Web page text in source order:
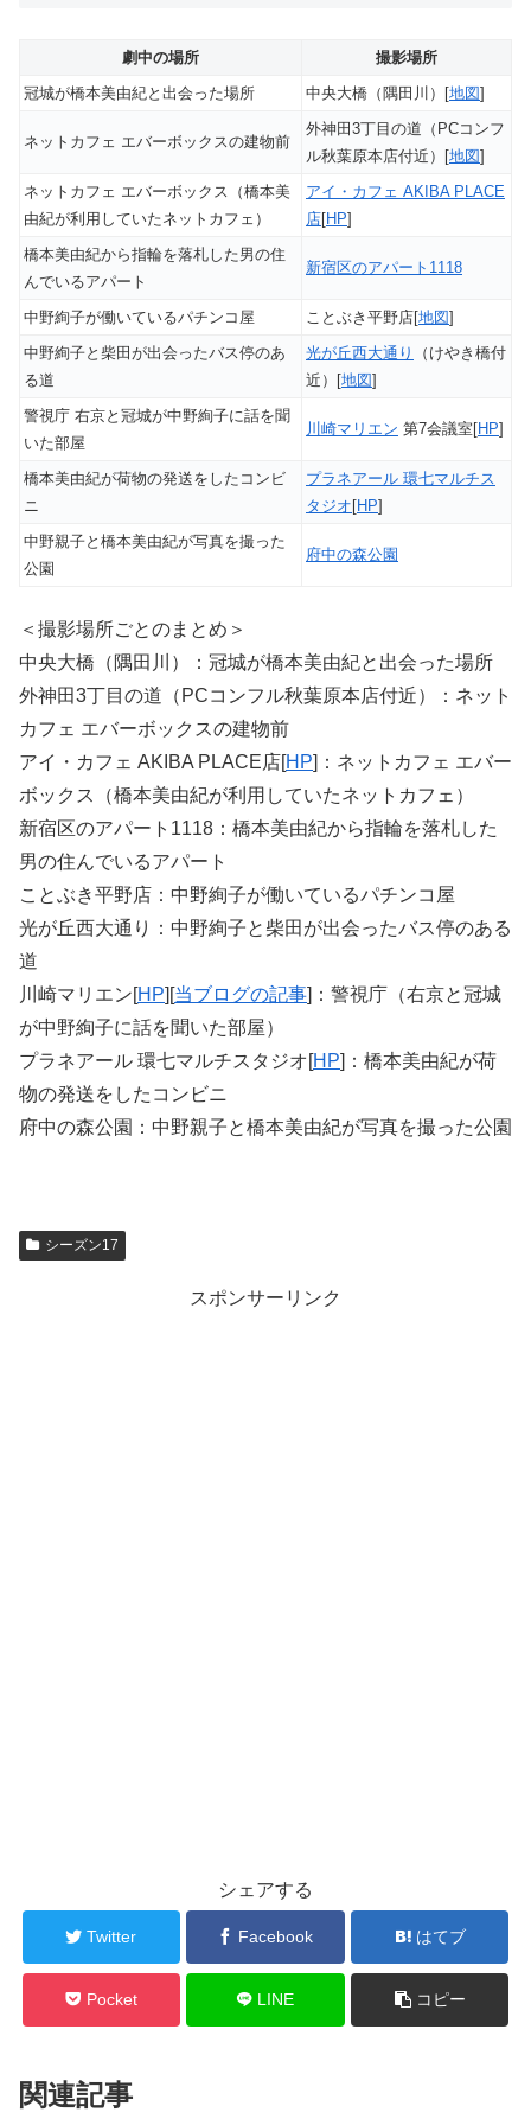
劇中の場所
撮影場所
冠城が橋本美由紀と出会った場所
中央大橋（隅田川）[地図]
ネットカフェ エバーボックスの建物前
外神田3丁目の道（PCコンフ
ル秋葉原本店付近）[地図]
ネットカフェ エバーボックス（橋本美
由紀が利用していたネットカフェ）
アイ・カフェ AKIBA PLACE
店[HP]
橋本美由紀から指輪を落札した男の住
んでいるアパート
新宿区のアパート1118
中野絢子が働いているパチンコ屋 ことぶき平野店[地図]
中野絢子と柴田が出会ったバス停のあ
る道
光が丘西大通り
（けやき橋付
近）[地図]
警視庁 右京と冠城が中野絢子に話を聞
いた部屋
川崎マリエン 第7会議室[HP]
橋本美由紀が荷物の発送をしたコンビ
ニ
プラネアール 環七マルチス
タジオ[HP]
中野親子と橋本美由紀が写真を撮った
公園
府中の森公園
＜撮影場所ごとのまとめ＞
中央大橋（隅田川）：冠城が橋本美由紀と出会った場所
外神田3丁目の道（PCコンフル秋葉原本店付近）：ネット
カフェ エバーボックスの建物前
アイ・カフェ AKIBA PLACE店[HP]：ネットカフェ エバー
ボックス（橋本美由紀が利用していたネットカフェ）
新宿区のアパート1118：橋本美由紀から指輪を落札した
男の住んでいるアパート
ことぶき平野店：中野絢子が働いているパチンコ屋
光が丘西大通り：中野絢子と柴田が出会ったバス停のある
道
川崎マリエン[HP][当ブログの記事]：警視庁（右京と冠城
が中野絢子に話を聞いた部屋）
プラネアール 環七マルチスタジオ[HP]：橋本美由紀が荷
物の発送をしたコンビニ
府中の森公園：中野親子と橋本美由紀が写真を撮った公園
シーズン17
スポンサーリンク
シェアする
Twitter Facebook はてブ
Pocket LINE コピー
関連記事